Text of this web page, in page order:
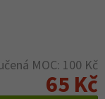
MOC: 100 Kč
65 Kč